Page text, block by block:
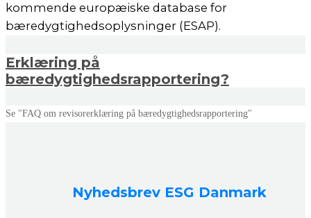
kommende europæiske database for
bæredygtighedsoplysninger (ESAP).
Erklæring på
bæredygtighedsrapportering?
Se "FAQ om revisorerklæring på bæredygtighedsrapportering"
Nyhedsbrev ESG Danmark